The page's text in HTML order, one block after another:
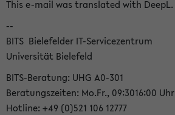
This e-mail was translated with DeepL.
--
BITS  Bielefelder IT-Servicezentrum
Universität Bielefeld
BITS-Beratung: UHG A0-301
Beratungszeiten: Mo.Fr., 09:3016:00 Uhr
Hotline: +49 (0)521 106 12777